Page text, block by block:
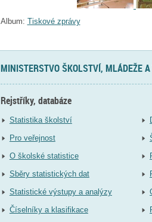
Album: Tiskové zprávy
MINISTERSTVO ŠKOLSTVÍ, MLÁDEŽE
Rejstříky, databáze
Statistika školství
Pro veřejnost
O školské statistice
Sběry statistických dat
Statistické výstupy a analýzy
Číselníky a klasifikace